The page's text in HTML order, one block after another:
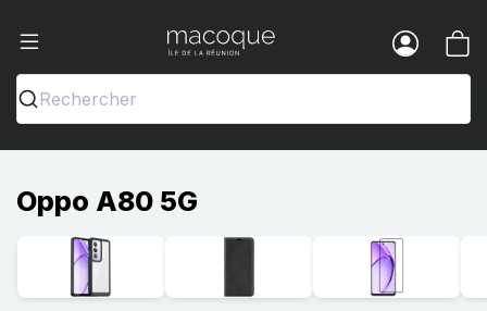
Ma Coque - Coques et Accessoires
Rechercher
Oppo A80 5G